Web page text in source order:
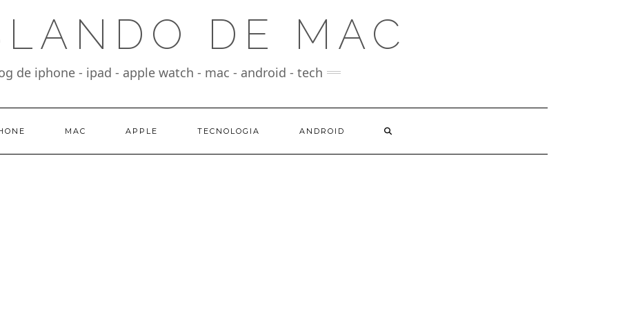
DE MAC
de iphone - ipad - apple watch - mac - android - tech
MAC APPLE TECNOLOGIA ANDROID